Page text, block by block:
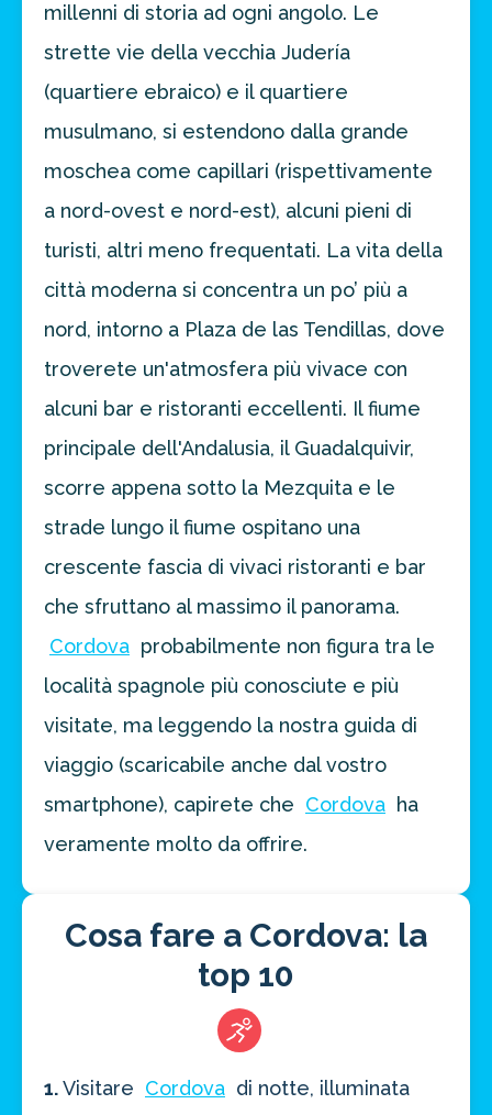
millenni di storia ad ogni angolo. Le
strette vie della vecchia Judería
(quartiere ebraico) e il quartiere
musulmano, si estendono dalla grande
moschea come capillari (rispettivamente
a nord-ovest e nord-est), alcuni pieni di
turisti, altri meno frequentati. La vita della
città moderna si concentra un po’ più a
nord, intorno a Plaza de las Tendillas, dove
troverete un'atmosfera più vivace con
alcuni bar e ristoranti eccellenti. Il fiume
principale dell'Andalusia, il Guadalquivir,
scorre appena sotto la Mezquita e le
strade lungo il fiume ospitano una
crescente fascia di vivaci ristoranti e bar
che sfruttano al massimo il panorama.
Cordova probabilmente non figura tra le
località spagnole più conosciute e più
visitate, ma leggendo la nostra guida di
viaggio (scaricabile anche dal vostro
smartphone), capirete che Cordova ha
veramente molto da offrire.
Cosa fare a Cordova: la
top 10
1.Visitare Cordova di notte, illuminata